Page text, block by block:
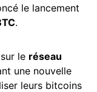
le lancement
.
le réseau
une nouvelle
leurs bitcoins